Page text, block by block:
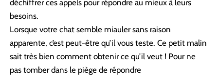
déchiffrer ces appels pour répondre au mieux à leurs
besoins.
Lorsque votre chat semble miauler sans raison
apparente, c’est peut-être qu’il vous teste. Ce petit malin
sait très bien comment obtenir ce qu’il veut ! Pour ne
pas tomber dans le piège de répondre